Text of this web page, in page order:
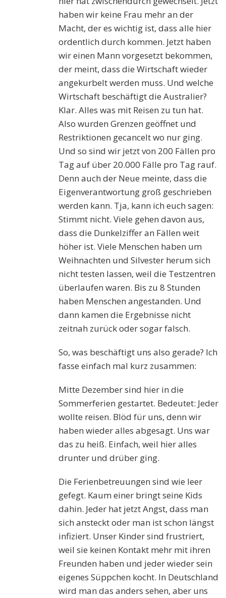
haben wir keine Frau mehr an der
Macht, der es wichtig ist, dass alle hier
ordentlich durch kommen. Jetzt haben
wir einen Mann vorgesetzt bekommen,
der meint, dass die Wirtschaft wieder
angekurbelt werden muss. Und welche
Wirtschaft beschäftigt die Australier?
Klar. Alles was mit Reisen zu tun hat.
Also wurden Grenzen geöffnet und
Restriktionen gecancelt wo nur ging.
Und so sind wir jetzt von 200 Fällen pro
Tag auf über 20.000 Fälle pro Tag rauf.
Denn auch der Neue meinte, dass die
Eigenverantwortung groß geschrieben
werden kann. Tja, kann ich euch sagen:
Stimmt nicht. Viele gehen davon aus,
dass die Dunkelziffer an Fällen weit
höher ist. Viele Menschen haben um
Weihnachten und Silvester herum sich
nicht testen lassen, weil die Testzentren
überlaufen waren. Bis zu 8 Stunden
haben Menschen angestanden. Und
dann kamen die Ergebnisse nicht
zeitnah zurück oder sogar falsch.
So, was beschäftigt uns also gerade? Ich
fasse einfach mal kurz zusammen:
Mitte Dezember sind hier in die
Sommerferien gestartet. Bedeutet: Jeder
wollte reisen. Blöd für uns, denn wir
haben wieder alles abgesagt. Uns war
das zu heiß. Einfach, weil hier alles
drunter und drüber ging.
Die Ferienbetreuungen sind wie leer
gefegt. Kaum einer bringt seine Kids
dahin. Jeder hat jetzt Angst, dass man
sich ansteckt oder man ist schon längst
infiziert. Unser Kinder sind frustriert,
weil sie keinen Kontakt mehr mit ihren
Freunden haben und jeder wieder sein
eigenes Süppchen kocht. In Deutschland
wird man das anders sehen, aber uns